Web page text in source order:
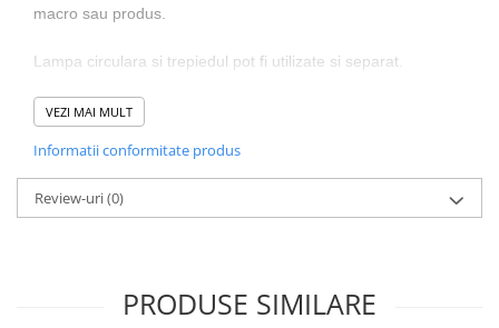
macro sau produs.
Lampa circulara si trepiedul pot fi utilizate si separat.
Continut pachet:
- lampa circulara cu diametrul de 46 cm
- 3 suporturi telefon
- trepied 2,1 m
VEZI MAI MULT
Informatii conformitate produs
Review-uri(0)
PRODUSE SIMILARE